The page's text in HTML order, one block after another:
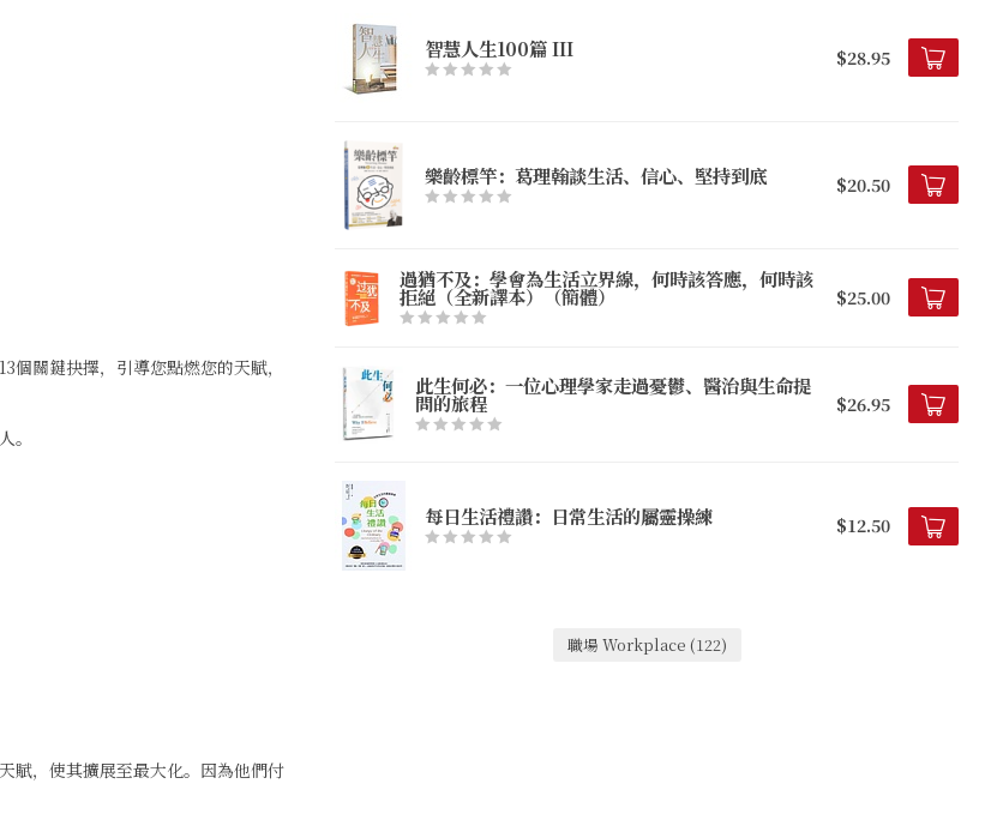
關鍵抉擇，引導您點燃您的天賦，
。
賦，使其擴展至最大化。因為他們付
智慧人生100篇 III $28.95
樂齡標竿：葛理翰談生活、信心、堅持到底 $20.50
過猶不及：學會為生活立界線，何時該答應，何時該
拒絕（全新譯本）（簡體） $25.00
此生何必：一位心理學家走過憂鬱、醫治與生命提
問的旅程 $26.95
每日生活禮讚：日常生活的屬靈操練 $12.50
職場 Workplace (122)